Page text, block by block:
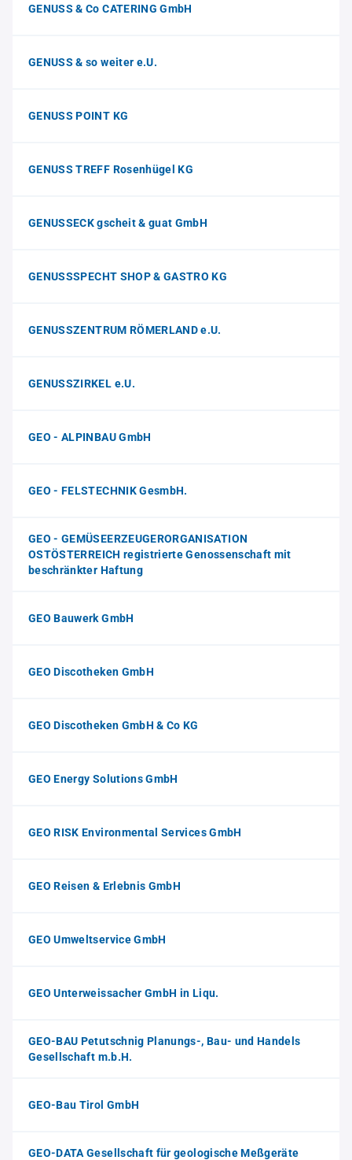
GENUSS & Co CATERING GmbH
GENUSS & so weiter e.U.
GENUSS POINT KG
GENUSS TREFF Rosenhügel KG
GENUSSECK gscheit & guat GmbH
GENUSSSPECHT SHOP & GASTRO KG
GENUSSZENTRUM RÖMERLAND e.U.
GENUSSZIRKEL e.U.
GEO - ALPINBAU GmbH
GEO - FELSTECHNIK GesmbH.
GEO - GEMÜSEERZEUGERORGANISATION
OSTÖSTERREICH registrierte Genossenschaft mit
beschränkter Haftung
GEO Bauwerk GmbH
GEO Discotheken GmbH
GEO Discotheken GmbH & Co KG
GEO Energy Solutions GmbH
GEO RISK Environmental Services GmbH
GEO Reisen & Erlebnis GmbH
GEO Umweltservice GmbH
GEO Unterweissacher GmbH in Liqu.
GEO-BAU Petutschnig Planungs-, Bau- und Handels
Gesellschaft m.b.H.
GEO-Bau Tirol GmbH
GEO-DATA Gesellschaft für geologische Meßgeräte